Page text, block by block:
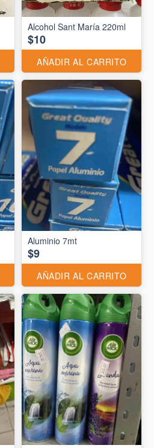
Alcohol Sant María 220ml
$10
AÑADIR AL CARRITO
Aluminio 7mt
$9
AÑADIR AL CARRITO